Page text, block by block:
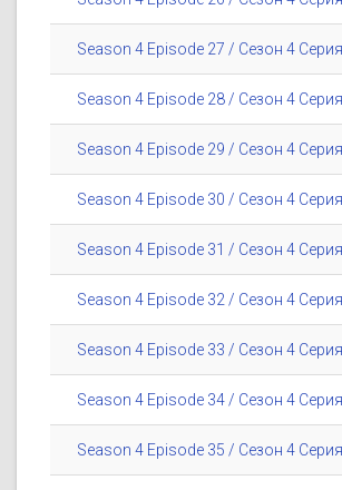
Season 4 Episode 27 / Сезон 4
Season 4 Episode 28 / Сезон 4
Season 4 Episode 29 / Сезон 4
Season 4 Episode 30 / Сезон 4
Season 4 Episode 31 / Сезон 4 Серия
Season 4 Episode 32 / Сезон 4
Season 4 Episode 33 / Сезон 4
Season 4 Episode 34 / Сезон 4
Season 4 Episode 35 / Сезон 4